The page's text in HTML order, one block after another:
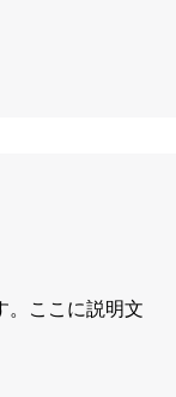
。ここに説明文